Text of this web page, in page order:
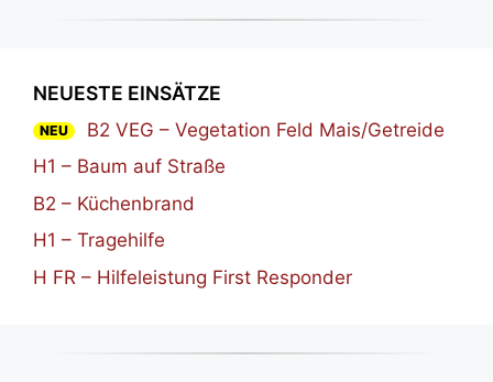
NEUESTE EINSÄTZE
NEU
B2 VEG – Vegetation Feld Mais/Getreide
H1 – Baum auf Straße
B2 – Küchenbrand
H1 – Tragehilfe
H FR – Hilfeleistung First Responder